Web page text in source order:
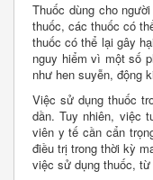
Thuốc dùng cho
thuốc, các thuốc có
thuốc có thể lại gây
nguy hiểm vì một số
như hen suyễn, động
Việc sử dụng thuốc
dần. Tuy nhiên, việc
viên y tế cần cẩn
điều trị trong thời kỳ
việc sử dụng thuốc,